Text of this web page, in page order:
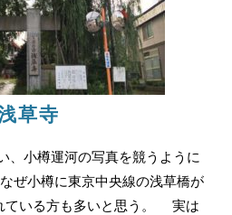
草寺
、小樽運河の写真を競うように
小樽に東京中央線の浅草橋が
いる方も多いと思う。 実は